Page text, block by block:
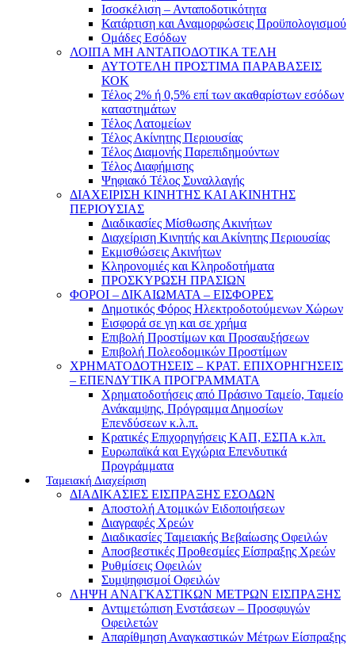
Ισοσκέλιση – Ανταποδοτικότητα
Κατάρτιση και Αναμορφώσεις Προϋπολογισμού
Ομάδες Εσόδων
ΛΟΙΠΑ ΜΗ ΑΝΤΑΠΟΔΟΤΙΚΑ ΤΕΛΗ
ΑΥΤΟΤΕΛΗ ΠΡΟΣΤΙΜΑ ΠΑΡΑΒΑΣΕΙΣ
ΚΟΚ
Τέλος 2% ή 0,5% επί των ακαθαρίστων εσόδων
καταστημάτων
Τέλος Λατομείων
Τέλος Ακίνητης Περιουσίας
Τέλος Διαμονής Παρεπιδημούντων
Τέλος Διαφήμισης
Ψηφιακό Τέλος Συναλλαγής
ΔΙΑΧΕΙΡΙΣΗ ΚΙΝΗΤΗΣ ΚΑΙ ΑΚΙΝΗΤΗΣ
ΠΕΡΙΟΥΣΙΑΣ
Διαδικασίες Μίσθωσης Ακινήτων
Διαχείριση Κινητής και Ακίνητης Περιουσίας
Εκμισθώσεις Ακινήτων
Κληρονομιές και Κληροδοτήματα
ΠΡΟΣΚΥΡΩΣΗ ΠΡΑΣΙΩΝ
ΦΟΡΟΙ – ΔΙΚΑΙΩΜΑΤΑ – ΕΙΣΦΟΡΕΣ
Δημοτικός Φόρος Ηλεκτροδοτούμενων Χώρων
Εισφορά σε γη και σε χρήμα
Επιβολή Προστίμων και Προσαυξήσεων
Επιβολή Πολεοδομικών Προστίμων
ΧΡΗΜΑΤΟΔΟΤΗΣΕΙΣ – ΚΡΑΤ. ΕΠΙΧΟΡΗΓΗΣΕΙΣ
– ΕΠΕΝΔΥΤΙΚΑ ΠΡΟΓΡΑΜΜΑΤΑ
Χρηματοδοτήσεις από Πράσινο Ταμείο, Ταμείο
Ανάκαμψης, Πρόγραμμα Δημοσίων
Επενδύσεων κ.λ.π.
Κρατικές Επιχορηγήσεις ΚΑΠ, ΕΣΠΑ κ.λπ.
Ευρωπαϊκά και Εγχώρια Επενδυτικά
Προγράμματα
Ταμειακή Διαχείριση
ΔΙΑΔΙΚΑΣΙΕΣ ΕΙΣΠΡΑΞΗΣ ΕΣΟΔΩΝ
Αποστολή Ατομικών Ειδοποιήσεων
Διαγραφές Χρεών
Διαδικασίες Ταμειακής Βεβαίωσης Οφειλών
Αποσβεστικές Προθεσμίες Είσπραξης Χρεών
Ρυθμίσεις Οφειλών
Συμψηφισμοί Οφειλών
ΛΗΨΗ ΑΝΑΓΚΑΣΤΙΚΩΝ ΜΕΤΡΩΝ ΕΙΣΠΡΑΞΗΣ
Αντιμετώπιση Ενστάσεων – Προσφυγών
Οφειλετών
Απαρίθμηση Αναγκαστικών Μέτρων Είσπραξης